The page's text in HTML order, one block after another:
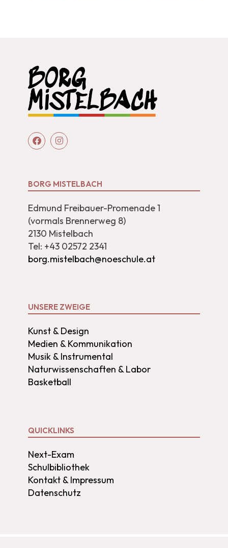
BORG MISTELBACH
Edmund Freibauer-Promenade 1
(vormals Brennerweg 8)
2130 Mistelbach
Tel: +43 02572 2341
borg.mistelbach@noeschule.at
UNSERE ZWEIGE
Kunst & Design
Medien & Kommunikation
Musik & Instrumental
Naturwissenschaften & Labor
Basketball
QUICKLINKS
Next-Exam
Schulbibliothek
Kontakt & Impressum
Datenschutz